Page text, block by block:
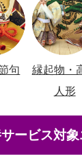
句
縁起物・
人形
サービス対